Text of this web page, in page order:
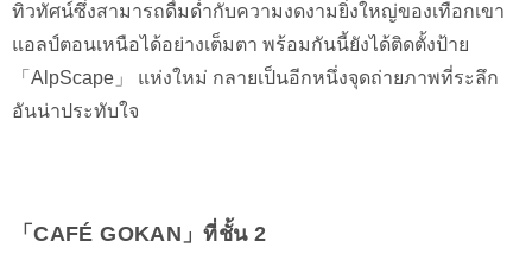
ทิวทัศน์ซึ่งสามารถดื่มด่ำกับความงดงามยิ่งใหญ่ของเทือกเขา
แอลป์ตอนเหนือได้อย่างเต็มตา พร้อมกันนี้ยังได้ติดตั้งป้าย
「AlpScape」 แห่งใหม่ กลายเป็นอีกหนึ่งจุดถ่ายภาพที่ระลึก
อันน่าประทับใจ
「CAFÉ GOKAN」ที่ชั้น 2